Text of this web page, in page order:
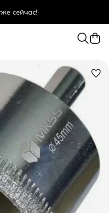
сейчас!
для физ. лиц